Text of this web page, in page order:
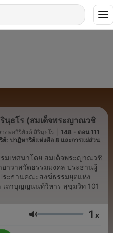
นฺธโร (สมเด็จพระญาณวชิ
งพ่อวิริยังค์ สิรินฺธโร
148 - ตอน 111
ย์: ปาฏิหาริย์แห่งศีล 8 และการแผ่ส่วน
รมเทศนาโดย สมเด็จพระญาณวชิ
อาวาสวัดธรรมมงคล ประธานผู้
ระธานคณะสงฆ์ธรรมยุตแห่ง
เถาบุญญนนท์วิหาร สุขุมวิท 101
Volume 1 x